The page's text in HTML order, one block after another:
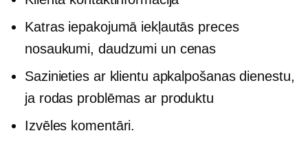
Katras iepakojumā iekļautās preces
nosaukumi, daudzumi un cenas
Sazinieties ar klientu apkalpošanas dienestu,
ja rodas problēmas ar produktu
Izvēles komentāri.